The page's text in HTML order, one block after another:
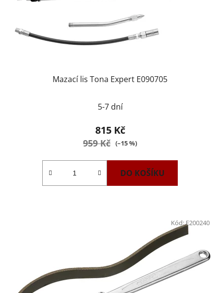
Mazací lis Tona Expert E090705
5-7 dní
815 Kč
959 Kč (–15 %)
DO KOŠÍKU
Kód:E200240